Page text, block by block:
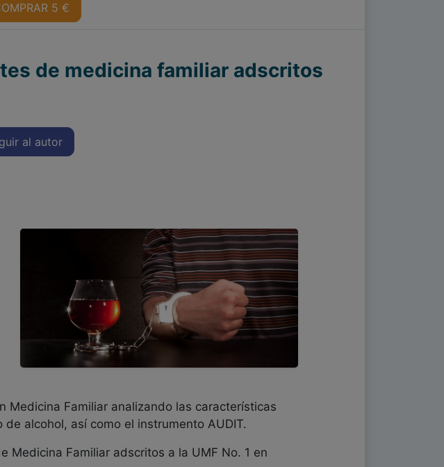
5 €
de medicina familiar adscritos
al autor
Familiar analizando las características
alcohol, así como el instrumento AUDIT.
Medicina Familiar adscritos a la UMF No. 1 en